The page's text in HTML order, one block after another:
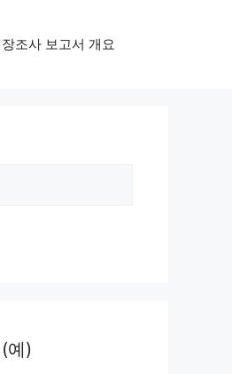
조사 보고서 개요
예)